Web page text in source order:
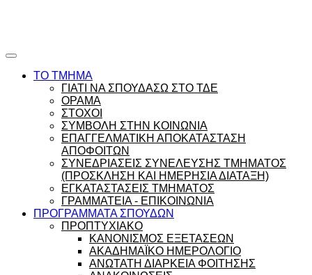
ΤΟ ΤΜΗΜΑ
ΓΙΑΤΙ ΝΑ ΣΠΟΥΔΑΣΩ ΣΤΟ ΤΔΕ
ΟΡΑΜΑ
ΣΤΟΧΟΙ
ΣΥΜΒΟΛΗ ΣΤΗΝ ΚΟΙΝΩΝΙΑ
ΕΠΑΓΓΕΛΜΑΤΙΚΗ ΑΠΟΚΑΤΑΣΤΑΣΗ
ΑΠΟΦΟΙΤΩΝ
ΣΥΝΕΔΡΙΑΣΕΙΣ ΣΥΝΕΛΕΥΣΗΣ ΤΜΗΜΑΤΟΣ
(ΠΡΟΣΚΛΗΣΗ ΚΑΙ ΗΜΕΡΗΣΙΑ ΔΙΑΤΑΞΗ)
ΕΓΚΑΤΑΣΤΑΣΕΙΣ ΤΜΗΜΑΤΟΣ
ΓΡΑΜΜΑΤΕΙΑ - ΕΠΙΚΟΙΝΩΝΙΑ
ΠΡΟΓΡΑΜΜΑΤΑ ΣΠΟΥΔΩΝ
ΠΡΟΠΤΥΧΙΑΚΟ
ΚΑΝΟΝΙΣΜΟΣ ΕΞΕΤΑΣΕΩΝ
ΑΚΑΔΗΜΑΪΚΟ ΗΜΕΡΟΛΟΓΙΟ
ΑΝΩΤΑΤΗ ΔΙΑΡΚΕΙΑ ΦΟΙΤΗΣΗΣ